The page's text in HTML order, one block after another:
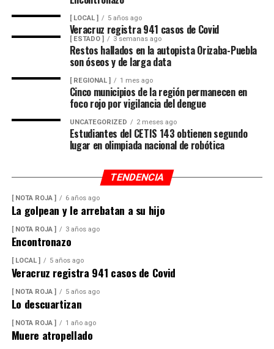
[ LOCAL ] 5 años ago
Veracruz registra 941 casos de Covid
[ ESTADO ] 3 semanas ago
Restos hallados en la autopista Orizaba-Puebla
son óseos y de larga data
[ REGIONAL ] 1 mes ago
Cinco municipios de la región permanecen en
foco rojo por vigilancia del dengue
UNCATEGORIZED 2 meses ago
Estudiantes del CETIS 143 obtienen segundo
lugar en olimpiada nacional de robótica
TENDENCIA
[ NOTA ROJA ] 6 años ago
La golpean y le arrebatan a su hijo
[ NOTA ROJA ] 3 años ago
Encontronazo
[ LOCAL ] 5 años ago
Veracruz registra 941 casos de Covid
[ NOTA ROJA ] 5 años ago
Lo descuartizan
[ NOTA ROJA ] 1 año ago
Muere atropellado